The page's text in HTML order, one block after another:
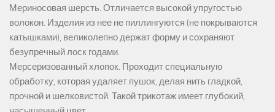
Мериносовая шерсть. Отличается высокой упругостью
волокон. Изделия из нее не пиллингуются (не покрываются
катышками), великолепно держат форму и сохраняют
безупречный лоск годами.
Мерсеризованный хлопок. Проходит специальную
обработку, которая удаляет пушок, делая нить гладкой,
прочной и шелковистой. Такой трикотаж имеет глубокий,